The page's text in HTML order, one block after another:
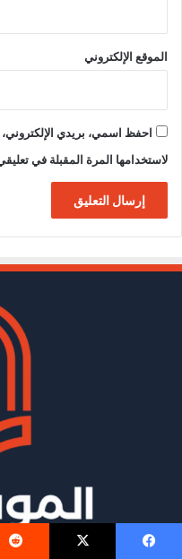
الموقع الإلكتروني
احفظ اسمي، بريدي
لاستخدامها المرة المقبلة في